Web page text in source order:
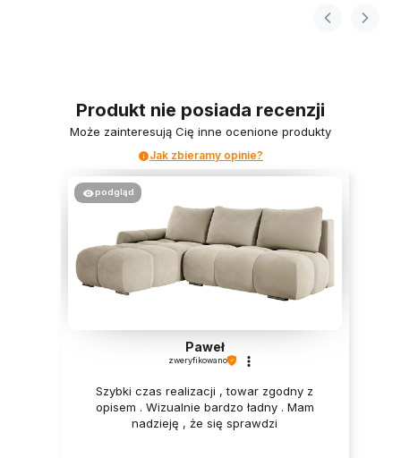
Produkt nie posiada recenzji
Może zainteresują Cię inne ocenione produkty
Jak zbieramy opinie?
podgląd
Paweł
zweryfikowano
Szybki czas realizacji , towar zgodny z
opisem . Wizualnie bardzo ładny . Mam
nadzieję , że się sprawdzi